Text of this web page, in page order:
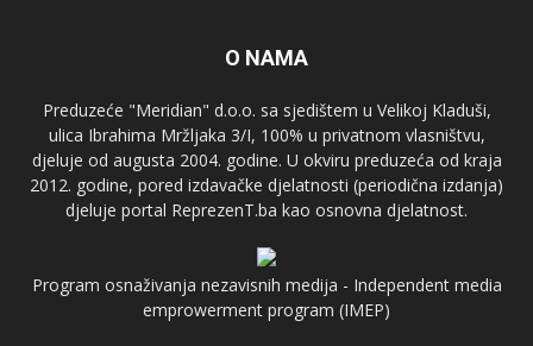
O NAMA
Preduzeće "Meridian" d.o.o. sa sjedištem u Velikoj Kladuši,
ulica Ibrahima Mržljaka 3/I, 100% u privatnom vlasništvu,
djeluje od augusta 2004. godine. U okviru preduzeća od kraja
2012. godine, pored izdavačke djelatnosti (periodična izdanja)
djeluje portal ReprezenT.ba kao osnovna djelatnost.
Program osnaživanja nezavisnih medija - Independent media
emprowerment program (IMEP)